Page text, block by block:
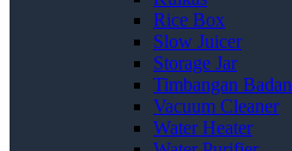
Rice Box
Slow Juicer
Storage Jar
Timbangan Badan
Vacuum Cleaner
Water Heater